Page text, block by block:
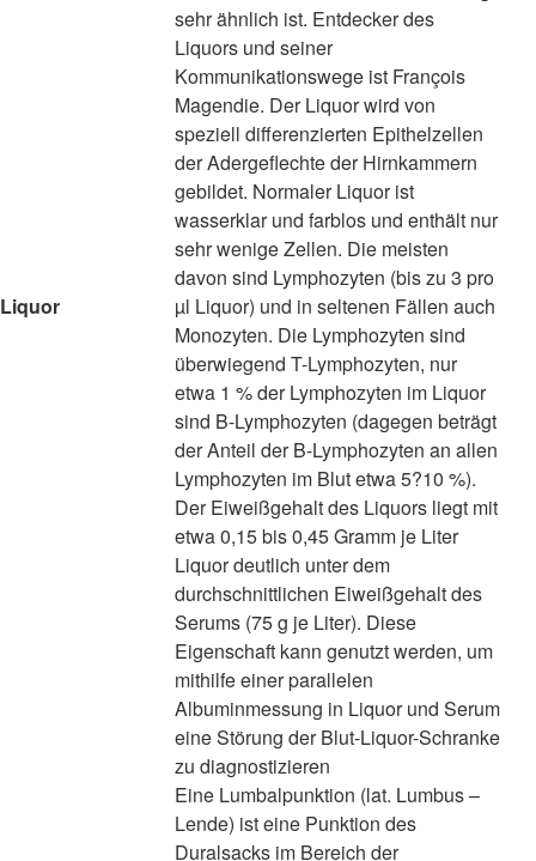
Liquor
sehr ähnlich ist. Entdecker des
Liquors und seiner
Kommunikationswege ist François
Magendie. Der Liquor wird von
speziell differenzierten Epithelzellen
der Adergeflechte der Hirnkammern
gebildet. Normaler Liquor ist
wasserklar und farblos und enthält nur
sehr wenige Zellen. Die meisten
davon sind Lymphozyten (bis zu 3 pro
µl Liquor) und in seltenen Fällen auch
Monozyten. Die Lymphozyten sind
überwiegend T-Lymphozyten, nur
etwa 1 % der Lymphozyten im Liquor
sind B-Lymphozyten (dagegen beträgt
der Anteil der B-Lymphozyten an allen
Lymphozyten im Blut etwa 5?10 %).
Der Eiweißgehalt des Liquors liegt mit
etwa 0,15 bis 0,45 Gramm je Liter
Liquor deutlich unter dem
durchschnittlichen Eiweißgehalt des
Serums (75 g je Liter). Diese
Eigenschaft kann genutzt werden, um
mithilfe einer parallelen
Albuminmessung in Liquor und Serum
eine Störung der Blut-Liquor-Schranke
zu diagnostizieren
Eine Lumbalpunktion (lat. Lumbus –
Lende) ist eine Punktion des
Duralsacks im Bereich der